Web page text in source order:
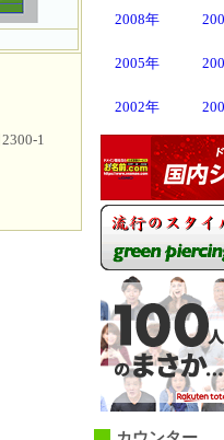
1
2008年
2005年
2002年